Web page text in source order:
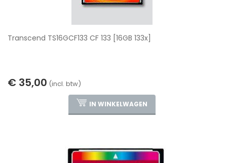
Transcend TS16GCF133 CF 133 [16GB 133x]
€ 35,00 (incl. btw)
IN WINKELWAGEN